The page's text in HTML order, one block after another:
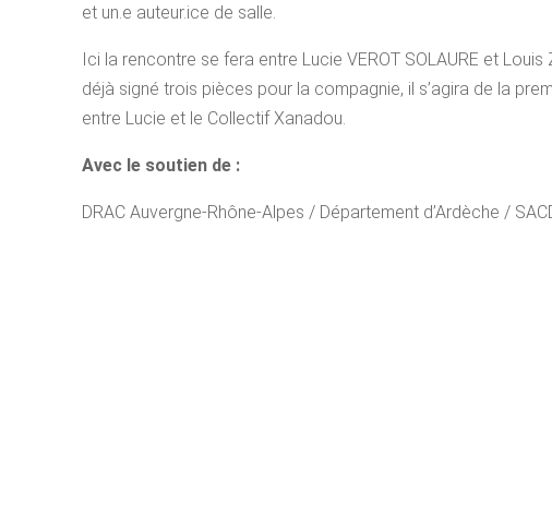
et un.e auteur.ice de salle.
Ici la rencontre se fera entre Lucie VEROT SOLAURE et Louis
déjà signé trois pièces pour la compagnie, il s’agira de la
entre Lucie et le Collectif Xanadou.
Avec le soutien de :
DRAC Auvergne-Rhône-Alpes / Département d’Ardèche /